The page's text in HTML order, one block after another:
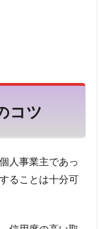
コツ
人事業主であっ
ることは十分可